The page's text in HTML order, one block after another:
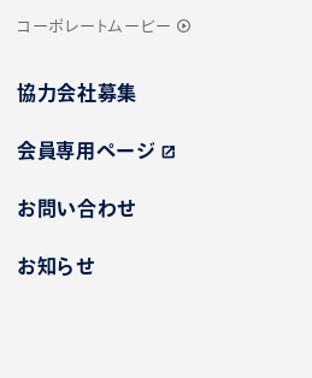
コーポレートムービー play_circle_outline
協力会社募集
会員専用ページ open_in_new
お問い合わせ
お知らせ